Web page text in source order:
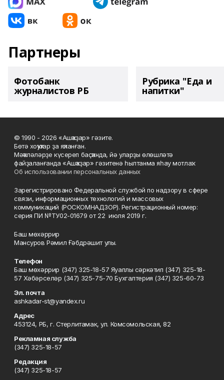
Партнеры
Фотобанк
журналистов РБ
Рубрика "Еда и
напитки"
© 1990 - 2026 «Ашҡаҙар» гәзите.
Бөтә хоҡуҡтар ҙа яҡланған.
Мәҡәләләрҙе күсереп баҫҡанда, йә уларҙы өлөшләтә
файҙаланғанда «Ашҡаҙар» гәзитенә һылтанма яһау мотлаҡ.
Об использовании персональных данных
Зарегистрировано Федеральной службой по надзору в сфере
связи, информационных технологий и массовых
коммуникаций (РОСКОМНАДЗОР). Регистрационный номер:
серия ПИ №ТУ02-01679 от 22 июля 2019 г.
Баш мөхәррир
Мансуров Рәмил Ғәбдрәшит улы.
Телефон
Баш мөхәррир (347) 325-18-57 Яуаплы сәркәтип (347) 325-18-
57 Хәбәрселәр (347) 325-75-70 Бухгалтерия (347) 325-60-73
Эл. почта
ashkadar-st@yandex.ru
Адрес
453124, РБ, г. Стерлитамак, ул. Комсомольская, 82
Рекламная служба
(347) 325-18-57
Редакция
(347) 325-18-57